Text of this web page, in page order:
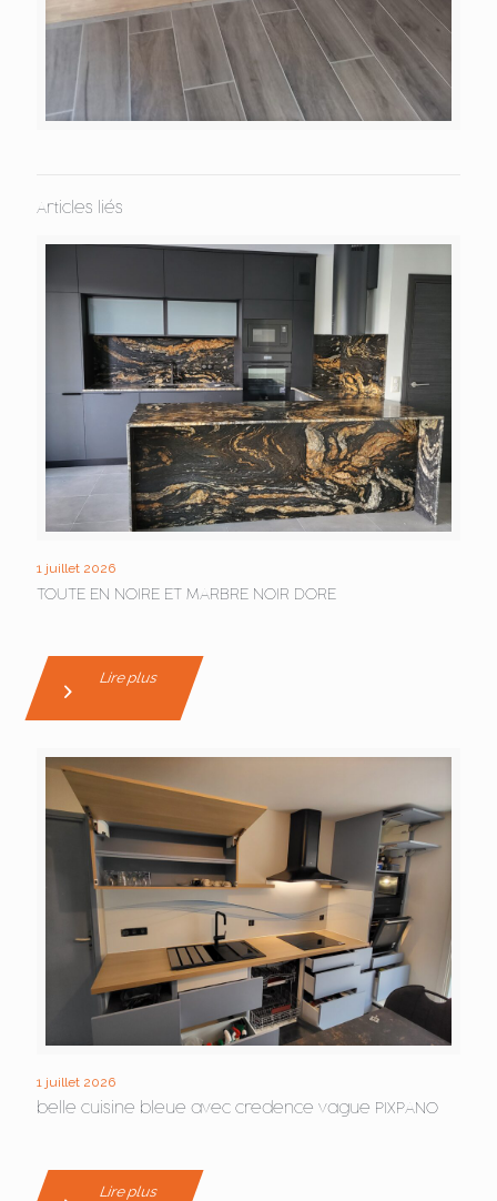
Articles liés
1 juillet 2026
TOUTE EN NOIRE ET MARBRE NOIR DORE
Lire plus
1 juillet 2026
belle cuisine bleue avec credence vague PIXPANO
Lire plus